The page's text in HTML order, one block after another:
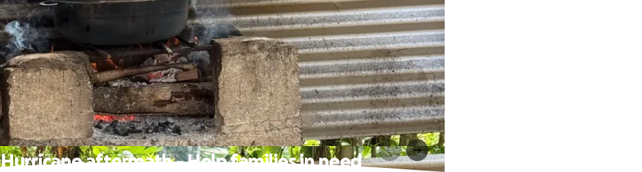
Hurricane aftermath - Help families in need